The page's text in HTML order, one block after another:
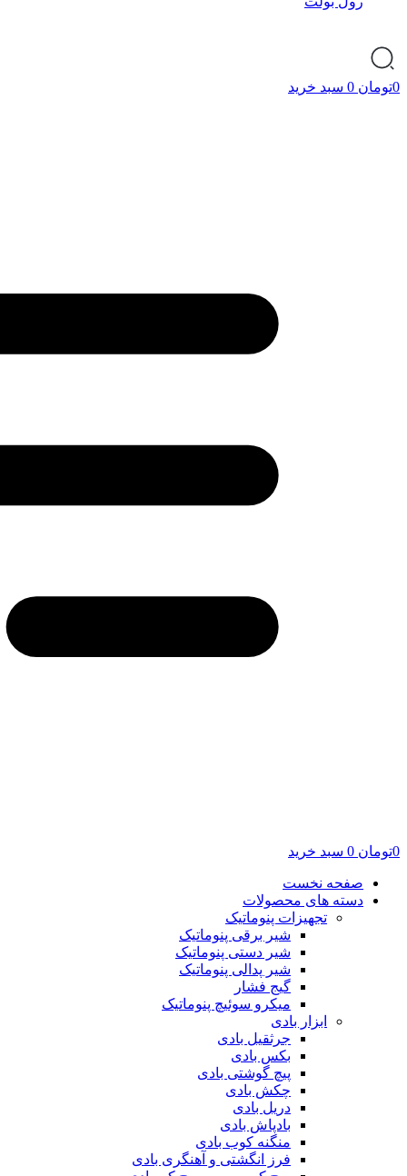
0تومان 0 سبد خرید
0تومان 0 سبد خرید
صفحه نخست
دسته های محصولات
تجهیزات پنوماتیک
شیر برقی پنوماتیک
شیر دستی پنوماتیک
شیر پدالی پنوماتیک
گیج فشار
میکرو سوئیچ پنوماتیک
ابزار بادی
جرثقیل بادی
بکس بادی
پیچ گوشتی بادی
چکش بادی
دریل بادی
بادپاش بادی
منگنه کوب بادی
فرز انگشتی و آهنگری بادی